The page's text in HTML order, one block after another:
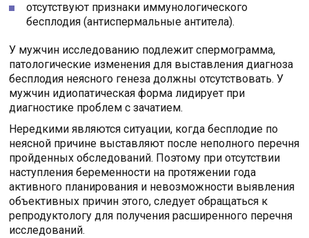
отсутствуют признаки иммунологического
бесплодия (антиспермальные антитела).
У мужчин исследованию подлежит спермограмма,
патологические изменения для выставления диагноза
бесплодия неясного генеза должны отсутствовать. У
мужчин идиопатическая форма лидирует при
диагностике проблем с зачатием.
Нередкими являются ситуации, когда бесплодие по
неясной причине выставляют после неполного перечня
пройденных обследований. Поэтому при отсутствии
наступления беременности на протяжении года
активного планирования и невозможности выявления
объективных причин этого, следует обращаться к
репродуктологу для получения расширенного перечня
исследований.